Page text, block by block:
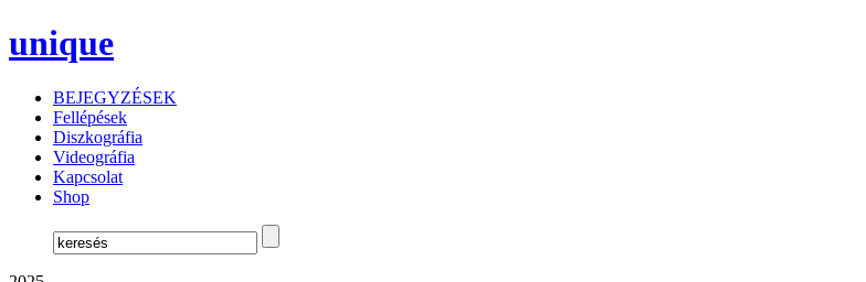
unique
BEJEGYZÉSEK
Fellépések
Diszkográfia
Videográfia
Kapcsolat
Shop